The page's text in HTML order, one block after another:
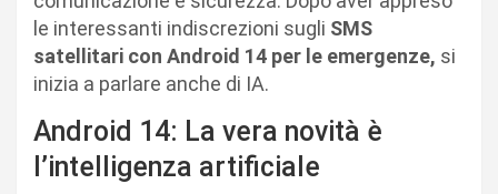
le interessanti indiscrezioni sugli SMS
satellitari con Android 14 per le emergenze, si
inizia a parlare anche di IA.
Android 14: La vera novità è
l’intelligenza artificiale